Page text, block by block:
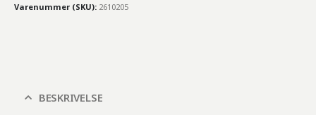
Varenummer (SKU): 2610205
BESKRIVELSE